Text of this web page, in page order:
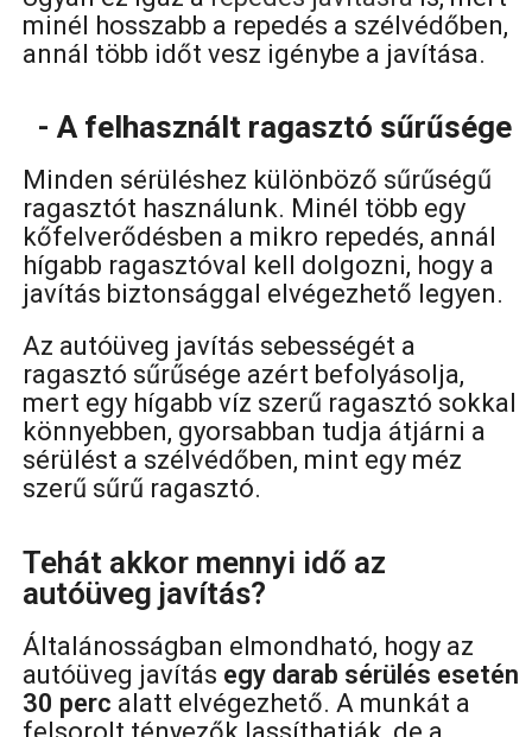
minél hosszabb a repedés a szélvédőben,
annál több időt vesz igénybe a javítása.
- A felhasznált ragasztó sűrűsége
Minden sérüléshez különböző sűrűségű
ragasztót használunk. Minél több egy
kőfelverődésben a mikro repedés, annál
hígabb ragasztóval kell dolgozni, hogy a
javítás biztonsággal elvégezhető legyen.
Az autóüveg javítás sebességét a
ragasztó sűrűsége azért befolyásolja,
mert egy hígabb víz szerű ragasztó sokkal
könnyebben, gyorsabban tudja átjárni a
sérülést a szélvédőben, mint egy méz
szerű sűrű ragasztó.
Tehát akkor mennyi idő az
autóüveg javítás?
Általánosságban elmondható, hogy az
autóüveg javítás egy darab sérülés esetén
30 perc alatt elvégezhető. A munkát a